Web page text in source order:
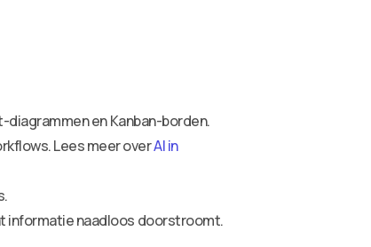
en Kanban-borden.
Lees meer overAI in
informatie naadloos doorstroomt.